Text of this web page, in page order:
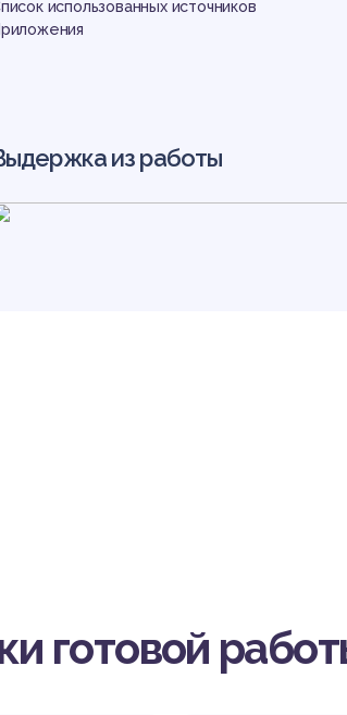
использованных источников
из работы
готовой